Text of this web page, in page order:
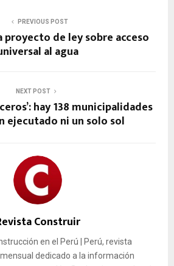
PREVIOUS POST
de ley sobre acceso
al agua
NEXT POST
hay 138 municipalidades
ejecutado ni un solo sol
Construir
en el Perú | Perú, revista
dedicado a la información